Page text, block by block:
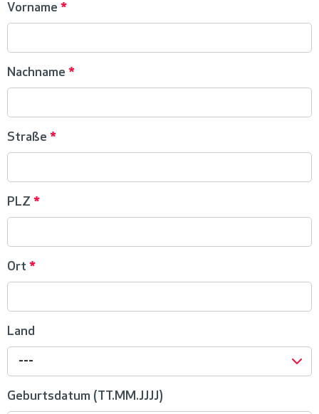
Vorname *
Nachname *
Straße *
PLZ *
Ort *
Land
---
Geburtsdatum (TT.MM.JJJJ)